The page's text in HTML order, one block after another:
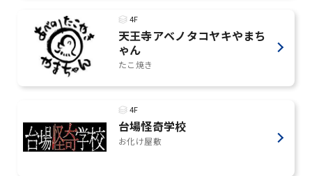
4F
天王寺アベノタコヤキやまち
ゃん
たこ焼き
4F
台場怪奇学校
お化け屋敷